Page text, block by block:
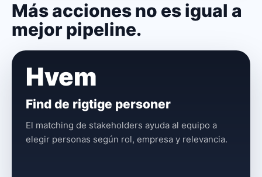
Más acciones no es igual a
mejor pipeline.
Hvem
Find de rigtige personer
El matching de stakeholders ayuda al equipo a
elegir personas según rol, empresa y relevancia.